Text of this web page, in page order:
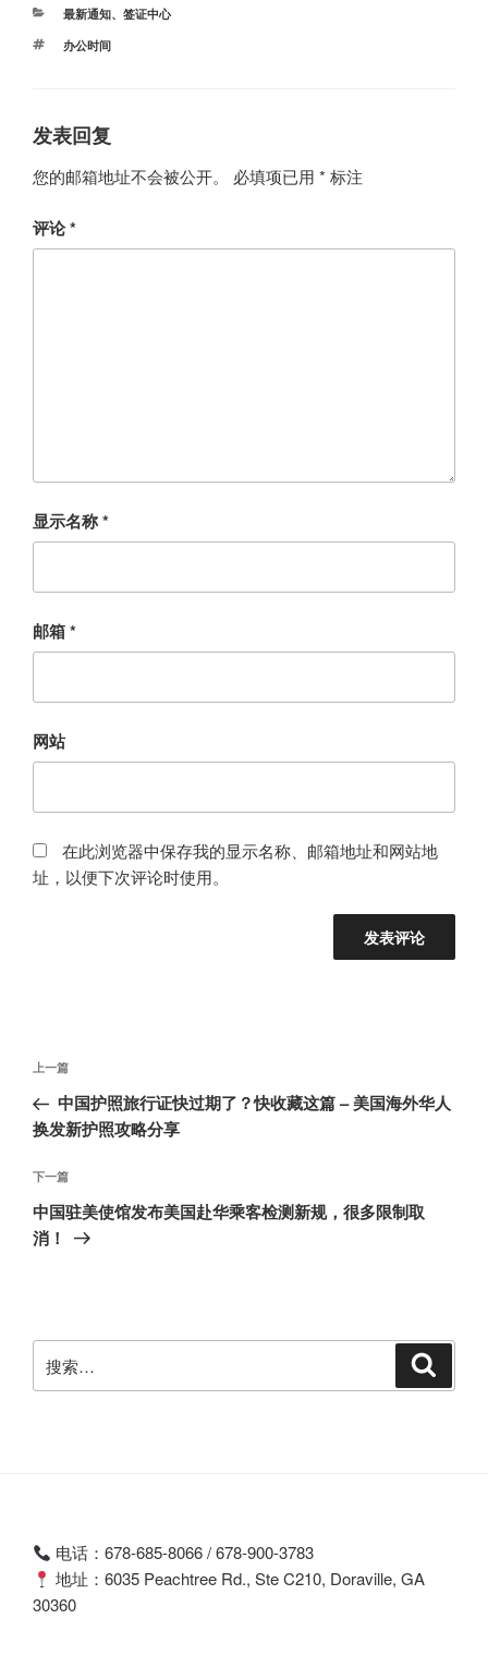
分
最新通知、 签证中心
标
办公时间
发表回复
您的邮箱地址不会被公开。 必填项已用 * 标注
评论*
显示名称*
邮箱*
网站
在此浏览器中保存我的显示名称、邮箱地址和网站地
址，以便下次评论时使用。
文
导
航
上
一
篇
章
上一篇
中国护照旅行证快过期了？快收藏这篇 – 美国海外华人
换发新护照攻略分享
下
一
篇
下一篇
中国驻美使馆发布美国赴华乘客检测新规，很多限制取
消！
索：
电话：678-685-8066 / 678-900-3783
地址：6035 Peachtree Rd., Ste C210, Doraville, GA
30360